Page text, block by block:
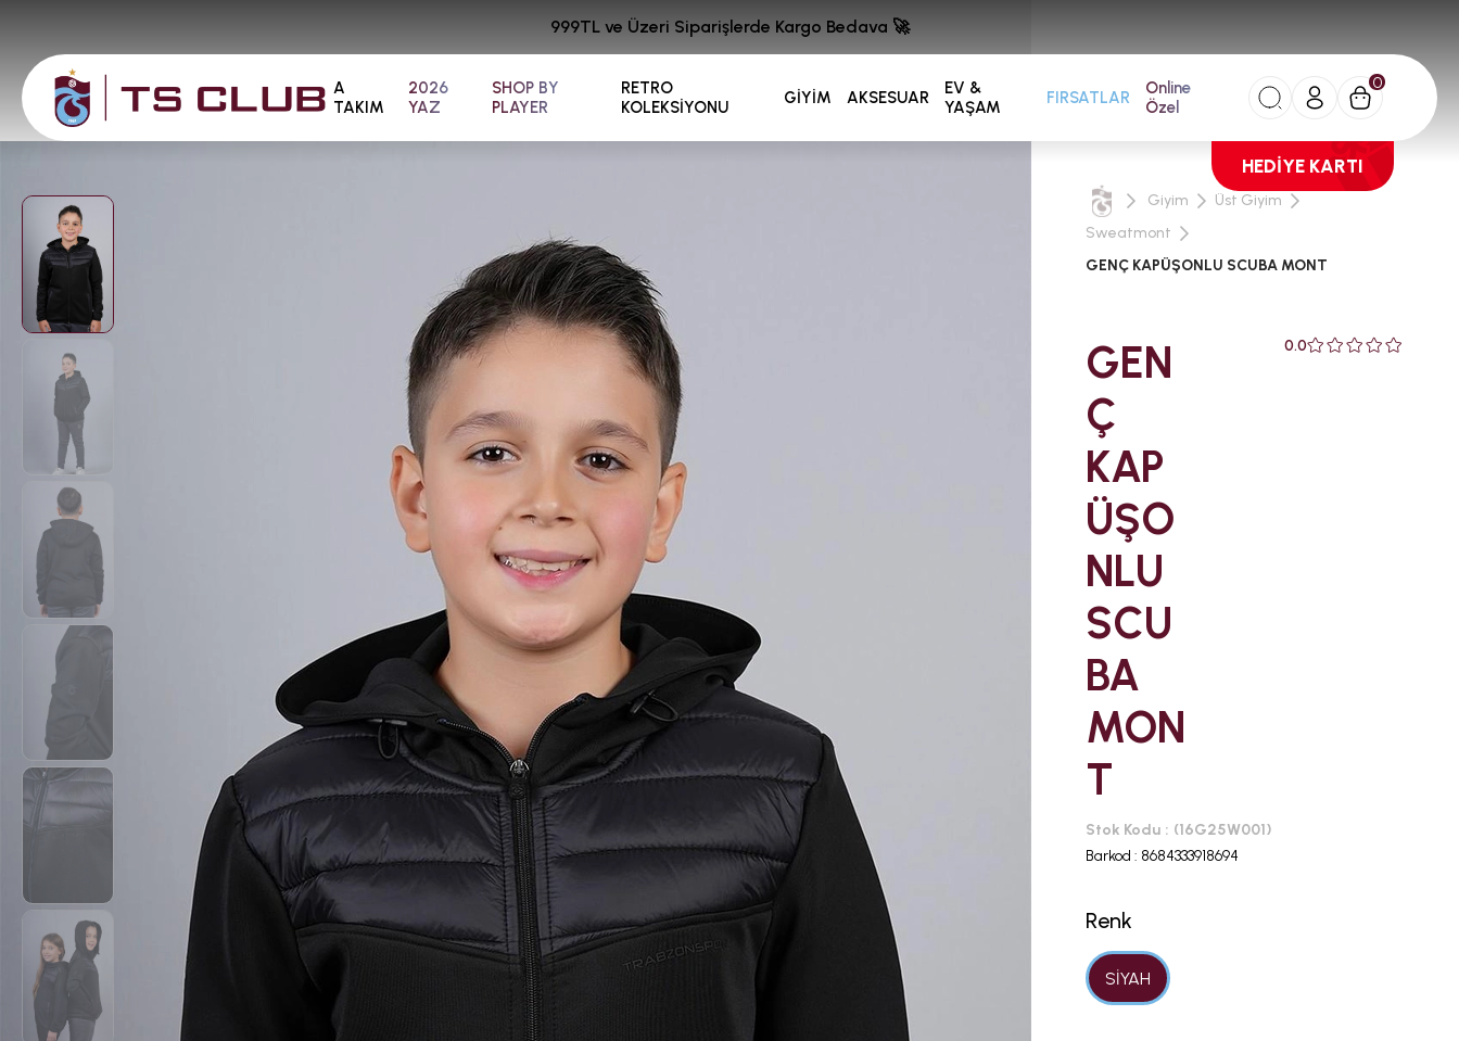
A
TAKIM
2026
YAZ
SHOP BY
PLAYER
RETRO
KOLEKSİYONU
GİYİM AKSESUAR
EV &
YAŞAM
FIRSATLAR
Online
Özel
0
HEDİYE KARTI
999TL ve Üzeri Siparişlerde Kargo Bedava 🚀
Giyim
Üst Giyim
Sweatmont
GENÇ KAPÜŞONLU SCUBA MONT
GEN
Ç
KAP
ÜŞO
NLU
SCU
BA
MON
T
0.0
Stok Kodu
(16G25W001)
Barkod : 8684333918694
Renk
SİYAH